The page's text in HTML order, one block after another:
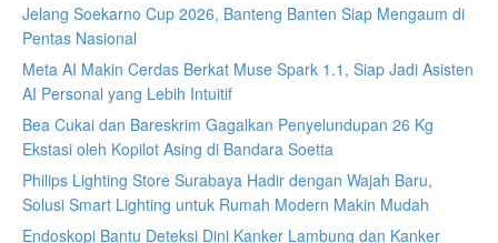
Jelang Soekarno Cup 2026, Banteng Banten Siap Mengaum di
Pentas Nasional
Meta AI Makin Cerdas Berkat Muse Spark 1.1, Siap Jadi Asisten
AI Personal yang Lebih Intuitif
Bea Cukai dan Bareskrim Gagalkan Penyelundupan 26 Kg
Ekstasi oleh Kopilot Asing di Bandara Soetta
Philips Lighting Store Surabaya Hadir dengan Wajah Baru,
Solusi Smart Lighting untuk Rumah Modern Makin Mudah
Endoskopi Bantu Deteksi Dini Kanker Lambung dan Kanker